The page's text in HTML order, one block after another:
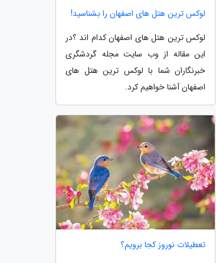
لوکس ترین هتل های اصفهان را بشناسید!
لوکس ترین هتل های اصفهان کدام اند ؟در
این مقاله از وب سایت مجله گردشگری
خبرنگاران شما با لوکس ترین هتل های
اصفهان آشنا خواهیم کرد.
تعطیلات نوروز کجا برویم؟